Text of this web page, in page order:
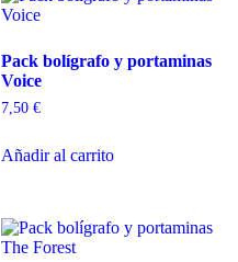
Pack bolígrafo y portaminas
Voice
7,50 €
Añadir al carrito